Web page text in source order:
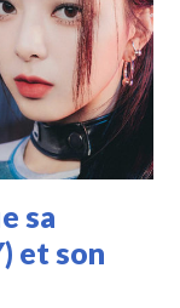
sa
et son